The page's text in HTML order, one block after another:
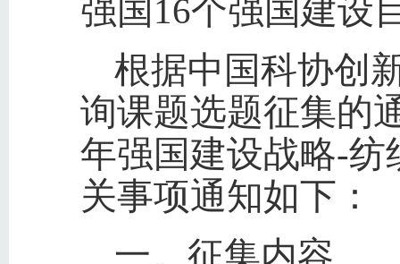
强国16个强国建设
根据中国科协创
询课题选题征集的
年强国建设战略-
关事项通知如下：
一、征集内容